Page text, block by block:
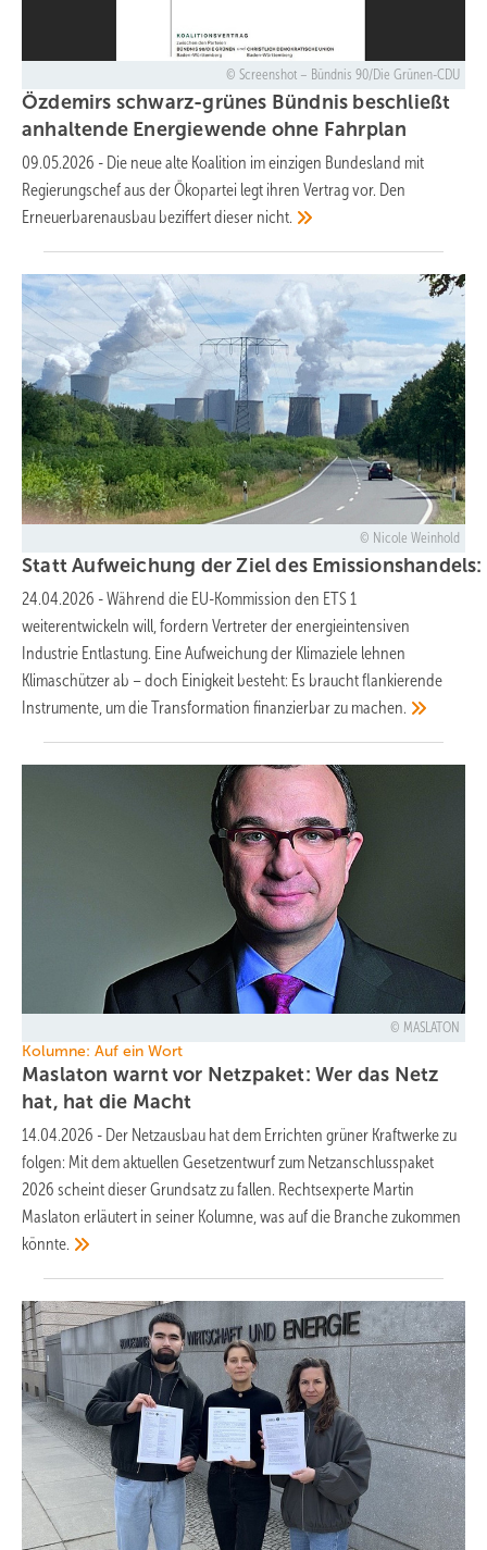
Screenshot – Bündnis 90/Die Grünen-CDU
Özdemirs schwarz-grünes Bündnis beschließt
anhaltende Energiewende ohne Fahrplan
09.05.2026 - Die neue alte Koalition im einzigen Bundesland mit
Regierungschef aus der Ökopartei legt ihren Vertrag vor. Den
Erneuerbarenausbau beziffert dieser nicht.
Nicole Weinhold
Statt Aufweichung der Ziel des
24.04.2026 -Während die EU-Kommission den ETS 1
weiterentwickeln will, fordern Vertreter der energieintensiven
Industrie Entlastung. Eine Aufweichung der Klimaziele lehnen
Klimaschützer ab – doch Einigkeit besteht: Es braucht flankierende
Instrumente, um die Transformation finanzierbar zu machen.
MASLATON
Kolumne: Auf ein Wort
Maslaton warnt vor Netzpaket: Wer das Netz
hat, hat die Macht
14.04.2026 - Der Netzausbau hat dem Errichten grüner Kraftwerke zu
folgen: Mit dem aktuellen Gesetzentwurf zum Netzanschlusspaket
2026 scheint dieser Grundsatz zu fallen. Rechtsexperte Martin
Maslaton erläutert in seiner Kolumne, was auf die Branche zukommen
könnte.